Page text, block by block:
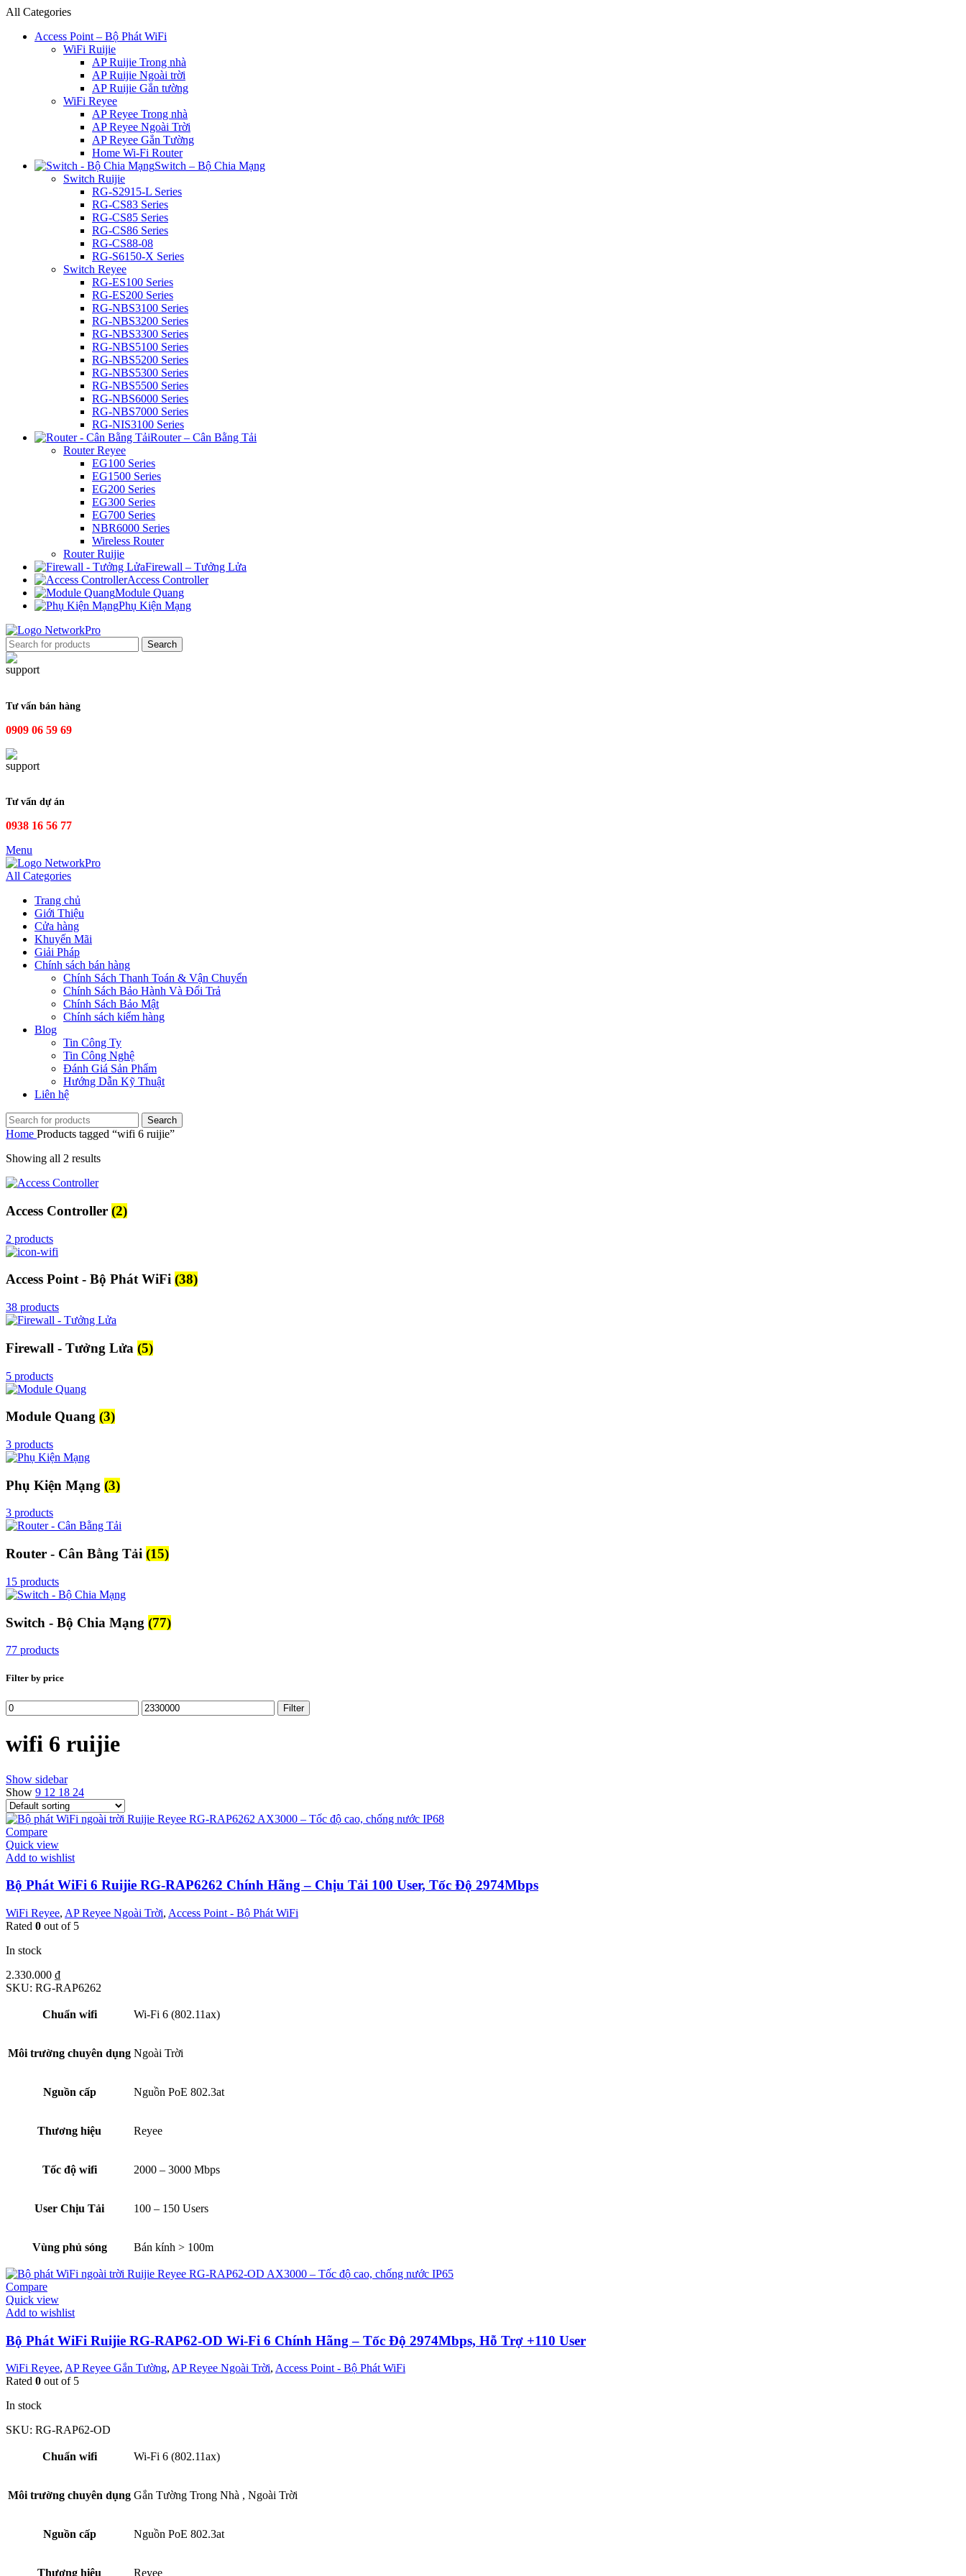
All Categories
Access Point – Bộ Phát WiFi
WiFi Ruijie
AP Ruijie Trong nhà
AP Ruijie Ngoài trời
AP Ruijie Gắn tường
WiFi Reyee
AP Reyee Trong nhà
AP Reyee Ngoài Trời
AP Reyee Gắn Tường
Home Wi-Fi Router
Switch – Bộ Chia Mạng
Switch Ruijie
RG-S2915-L Series
RG-CS83 Series
RG-CS85 Series
RG-CS86 Series
RG-CS88-08
RG-S6150-X Series
Switch Reyee
RG-ES100 Series
RG-ES200 Series
RG-NBS3100 Series
RG-NBS3200 Series
RG-NBS3300 Series
RG-NBS5100 Series
RG-NBS5200 Series
RG-NBS5300 Series
RG-NBS5500 Series
RG-NBS6000 Series
RG-NBS7000 Series
RG-NIS3100 Series
Router – Cân Bằng Tải
Router Reyee
EG100 Series
EG1500 Series
EG200 Series
EG300 Series
EG700 Series
NBR6000 Series
Wireless Router
Router Ruijie
Firewall – Tưởng Lửa
Access Controller
Module Quang
Phụ Kiện Mạng
Search
Tư vấn bán hàng
0909 06 59 69
Tư vấn dự án
0938 16 56 77
Menu
All Categories
Trang chủ
Giới Thiệu
Cửa hàng
Khuyến Mãi
Giải Pháp
Chính sách bán hàng
Chính Sách Thanh Toán & Vận Chuyển
Chính Sách Bảo Hành Và Đổi Trả
Chính Sách Bảo Mật
Chính sách kiểm hàng
Blog
Tin Công Ty
Tin Công Nghệ
Đánh Giá Sản Phẩm
Hướng Dẫn Kỹ Thuật
Liên hệ
Search
Home Products tagged “wifi 6 ruijie”
Showing all 2 results
Access Controller (2)
2 products
Access Point - Bộ Phát WiFi (38)
38 products
Firewall - Tưởng Lửa (5)
5 products
Module Quang (3)
3 products
Phụ Kiện Mạng (3)
3 products
Router - Cân Bằng Tải (15)
15 products
Switch - Bộ Chia Mạng (77)
77 products
Filter by price
Min
price
Max
price
Filter
wifi 6 ruijie
Show sidebar
Show 9 12 18 24
Compare
Quick view
Add to wishlist
Bộ Phát WiFi 6 Ruijie RG-RAP6262 Chính Hãng – Chịu Tải 100 User, Tốc Độ 2974Mbps
WiFi Reyee, AP Reyee Ngoài Trời, Access Point - Bộ Phát WiFi
Rated 0 out of 5
In stock
2.330.000 ₫
SKU: RG-RAP6262
Chuẩn wifi Wi-Fi 6 (802.11ax)
Môi trường chuyên dụng Ngoài Trời
Nguồn cấp Nguồn PoE 802.3at
Thương hiệu Reyee
Tốc độ wifi 2000 – 3000 Mbps
User Chịu Tải 100 – 150 Users
Vùng phủ sóng Bán kính > 100m
Compare
Quick view
Add to wishlist
Bộ Phát WiFi Ruijie RG-RAP62-OD Wi-Fi 6 Chính Hãng – Tốc Độ 2974Mbps, Hỗ Trợ +110 User
WiFi Reyee, AP Reyee Gắn Tường, AP Reyee Ngoài Trời, Access Point - Bộ Phát WiFi
Rated 0 out of 5
In stock
SKU: RG-RAP62-OD
Chuẩn wifi Wi-Fi 6 (802.11ax)
Môi trường chuyên dụng Gắn Tường Trong Nhà , Ngoài Trời
Nguồn cấp Nguồn PoE 802.3at
Thương hiệu Reyee